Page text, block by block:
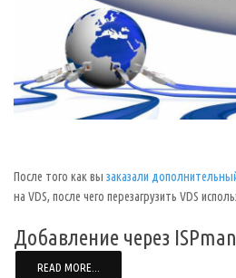
После того как вы заказали
на VDS, после чего перезагрузить VDS
Добавление через
READ MORE...